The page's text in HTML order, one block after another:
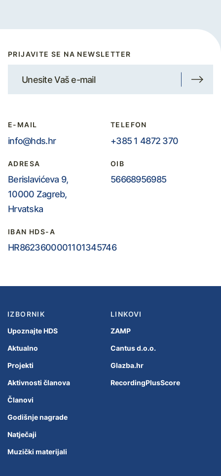
PRIJAVITE SE NA NEWSLETTER
E-MAIL
info@hds.hr
TELEFON
+385 1 4872 370
ADRESA
Berislavićeva 9,
10000 Zagreb,
Hrvatska
OIB
56668956985
IBAN HDS-A
HR8623600001101345746
IZBORNIK
Upoznajte HDS
Aktualno
Projekti
Aktivnosti članova
Članovi
Godišnje nagrade
Natječaji
Muzički materijali
LINKOVI
ZAMP
Cantus d.o.o.
Glazba.hr
RecordingPlusScore